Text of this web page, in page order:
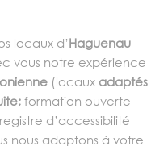
locaux d’Haguenau
vous notre expérience
(locaux adaptés
formation ouverte
d’accessibilité
nous adaptons à votre